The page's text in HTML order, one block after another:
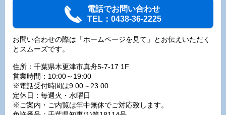
電話でお問い合わせ
TEL：0438-36-2225
お問い合わせの際は「ホームページを見て」とお伝えいただく
とスムーズです。
住所：千葉県木更津市真舟5-7-17 1F
営業時間：10:00～19:00
※電話受付時間は9:00～23:00
定休日：毎週火・水曜日
※ご案内・ご内覧は年中無休でご対応致します。